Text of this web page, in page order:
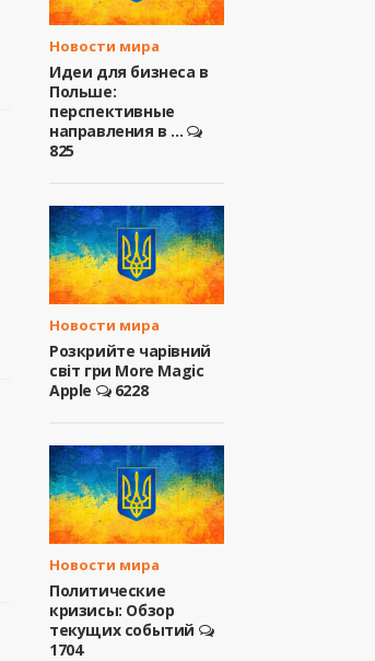
Новости мира
Идеи для бизнеса в
Польше:
перспективные
направления в ...
825
Новости мира
Розкрийте чарівний
світ гри More Magic
Apple
6228
Новости мира
Политические
кризисы: Обзор
текущих событий
1704